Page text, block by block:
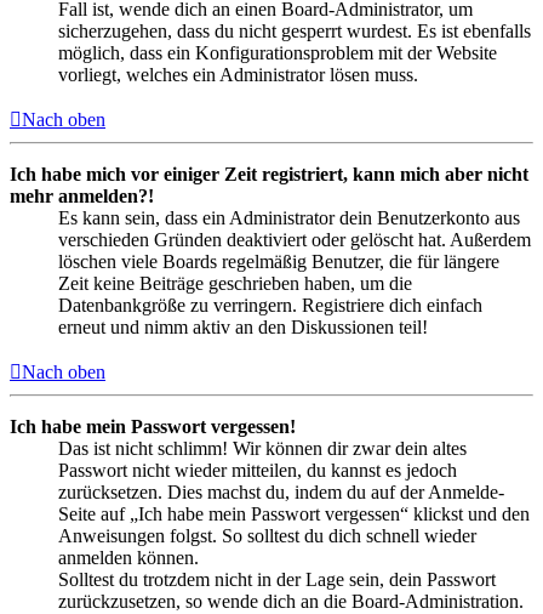
Fall ist, wende dich an einen Board-Administrator, um
sicherzugehen, dass du nicht gesperrt wurdest. Es ist ebenfalls
möglich, dass ein Konfigurationsproblem mit der Website
vorliegt, welches ein Administrator lösen muss.
Nach oben
Ich habe mich vor einiger Zeit registriert, kann mich aber nicht
mehr anmelden?!
Es kann sein, dass ein Administrator dein Benutzerkonto aus
verschieden Gründen deaktiviert oder gelöscht hat. Außerdem
löschen viele Boards regelmäßig Benutzer, die für längere
Zeit keine Beiträge geschrieben haben, um die
Datenbankgröße zu verringern. Registriere dich einfach
erneut und nimm aktiv an den Diskussionen teil!
Nach oben
Ich habe mein Passwort vergessen!
Das ist nicht schlimm! Wir können dir zwar dein altes
Passwort nicht wieder mitteilen, du kannst es jedoch
zurücksetzen. Dies machst du, indem du auf der Anmelde-
Seite auf „Ich habe mein Passwort vergessen“ klickst und den
Anweisungen folgst. So solltest du dich schnell wieder
anmelden können.
Solltest du trotzdem nicht in der Lage sein, dein Passwort
zurückzusetzen, so wende dich an die Board-Administration.